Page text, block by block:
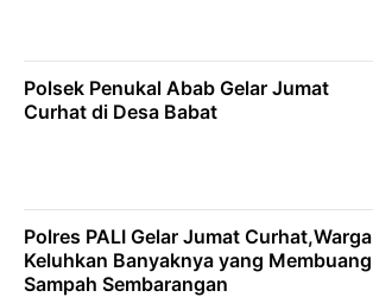
Polsek Penukal Abab Gelar Jumat
Curhat di Desa Babat
Polres PALI Gelar Jumat Curhat,Warga
Keluhkan Banyaknya yang Membuang
Sampah Sembarangan